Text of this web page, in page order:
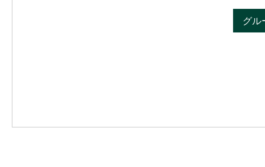
グル